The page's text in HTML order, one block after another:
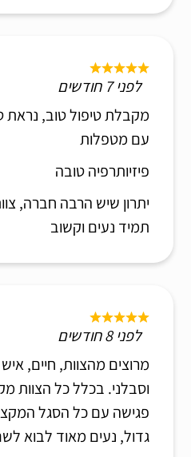
לפני 7 חודשים
מקבלת טיפול טוב, נראת
עם מטפלות
פיזיותרפיה טובה
יתרון שיש הרבה חברה,
תמיד נעים וקשוב
לפני 8 חודשים
מרוצים מהצוות, חיים,
וסבלני. בכלל כל הצוות
פגישה עם כל הסגל
גדול, נעים מאוד לבוא